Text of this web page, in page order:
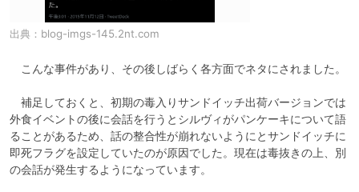
出典： blog-imgs-145.2nt.com
こんな事件があり、その後しばらく各方面でネタにされました。
補足しておくと、初期の毒入りサンドイッチ出荷バージョンでは
外食イベントの後に会話を行うとシルヴィがパンケーキについて語
ることがあるため、話の整合性が崩れないようにとサンドイッチに
即死フラグを設定していたのが原因でした。現在は毒抜きの上、別
の会話が発生するようになっています。